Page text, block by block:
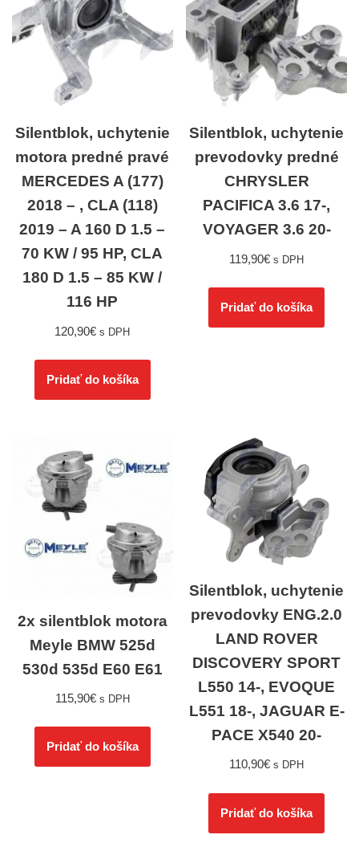
Silentblok, uchytenie
motora predné pravé
MERCEDES A (177)
2018 – , CLA (118)
2019 – A 160 D 1.5 –
70 KW / 95 HP, CLA
180 D 1.5 – 85 KW /
116 HP
120,90€ s DPH
Pridať do košíka
Silentblok, uchytenie
prevodovky predné
CHRYSLER
PACIFICA 3.6 17-,
VOYAGER 3.6 20-
119,90€ s DPH
Pridať do košíka
2x silentblok motora
Meyle BMW 525d
530d 535d E60 E61
115,90€ s DPH
Pridať do košíka
Silentblok, uchytenie
prevodovky ENG.2.0
LAND ROVER
DISCOVERY SPORT
L550 14-, EVOQUE
L551 18-, JAGUAR E-
PACE X540 20-
110,90€ s DPH
Pridať do košíka